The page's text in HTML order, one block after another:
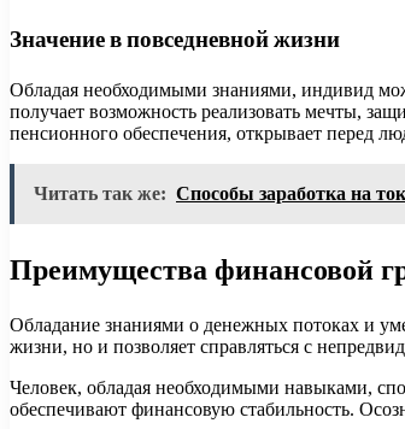
Значение в повседневной жизни
Обладая необходимыми знаниями, индивид
получает возможность реализовать мечты,
пенсионного обеспечения, открывает перед
Читать так же: Способы заработка на
Преимущества финансовой
Обладание знаниями о денежных потоках и
жизни, но и позволяет справляться с
Человек, обладая необходимыми навыками,
обеспечивают финансовую стабильность.